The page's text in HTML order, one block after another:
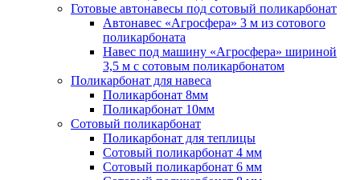
Готовые автонавесы под сотовый поликарбонат
Автонавес «Агросфера» 3 м из сотового
поликарбоната
Навес под машину «Агросфера» шириной
3,5 м с сотовым поликарбонатом
Поликарбонат для навеса
Поликарбонат 8мм
Поликарбонат 10мм
Сотовый поликарбонат
Поликарбонат для теплицы
Сотовый поликарбонат 4 мм
Сотовый поликарбонат 6 мм